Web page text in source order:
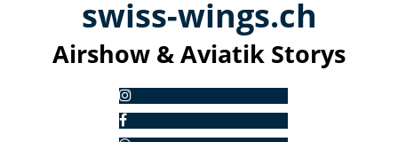
swiss-wings.ch
Airshow & Aviatik Storys